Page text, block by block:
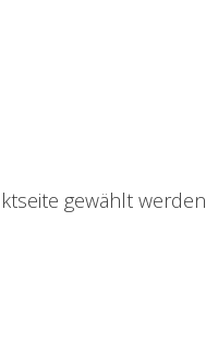
gewählt werden